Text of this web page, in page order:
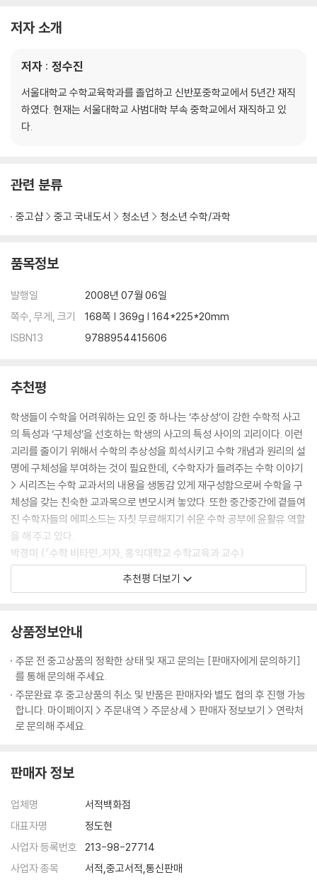
다섯 번째 수업 - 3대 작도 불능 문제
여섯 번째 수업 - 면적의 변환
일곱 번째 수업 - 히포크라테스의 초승달
저자 소개
저자 : 정수진
서울대학교 수학교육학과를 졸업하고 신반포중학교에서 5년간 재직
하였다. 현재는 서울대학교 사범대학 부속 중학교에서 재직하고 있
다.
관련 분류
중고샵 중고 국내도서 청소년 청소년 수학/과학
품목정보
발행일
2008년 07월 06일
쪽수, 무게, 크기
168쪽 | 369g | 164*225*20mm
ISBN13
9788954415606
추천평
학생들이 수학을 어려워하는 요인 중 하나는 ‘추상성’이 강한 수학적 사고
의 특성과 ‘구체성’을 선호하는 학생의 사고의 특성 사이의 괴리이다. 이런
괴리를 줄이기 위해서 수학의 추상성을 희석시키고 수학 개념과 원리의 설
명에 구체성을 부여하는 것이 필요한데, <수학자가 들려주는 수학 이야기
> 시리즈는 수학 교과서의 내용을 생동감 있게 재구성함으로써 수학을 구
체성을 갖는 친숙한 교과목으로 변모시켜 놓았다. 또한 중간중간에 곁들여
진 수학자들의 에피소드는 자칫 무료해지기 쉬운 수학 공부에 윤활유 역할
을 해 주고 있다.
박경미 (『수학 비타민』저자, 홍익대학교 수학교육과 교수)
이 책은 수학이 지금까지 지겨웠던 학생, 그리고 교과서 외의 다른 이야기
작도에 더 많은 관심을 가질 수 있을 것이다. 약간 난해한 부분들도 있지만
작도 내용을 말랑말랑한 여행 형식으로 구성하여 책의 완성도를 높였다.
채은희 (서울사대부속여자중학교 수학교사)
이 책은 마치 내가 타임머신을 하나 가지고 있다는 마음으로 소설책처럼
각을 불러일으킨다. 저자의 상상력으로 빚어낸 상황 설정도 재미있다. 어
나 알기 쉽게 설명될 수 있는지를 보여주는 훌륭한 실례이다.
문희나 (구로고등학교 수학교사)
추천평 더보기
상품정보안내
주문 전 중고상품의 정확한 상태 및 재고 문의는 [판매자에게 문의하기]
를 통해 문의해 주세요.
주문완료 후 중고상품의 취소 및 반품은 판매자와 별도 협의 후 진행 가능
합니다. 마이페이지 > 주문내역 > 주문상세 > 판매자 정보보기 > 연락처
로 문의해 주세요.
판매자 정보
업체명
서적백화점
대표자명
정도현
사업자 등록번호
213-98-27714
사업자 종목
서적,중고서적,통신판매